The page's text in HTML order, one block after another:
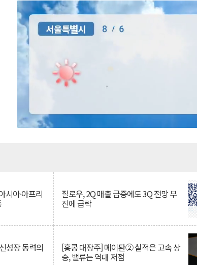
시아·아프리 질로우, 2Q 매출 급증에도 3Q 전망 부
진에 급락
성장 동력의 [홍콩 대장주] 메이퇀② 실적은 고속 상
승, 밸류는 역대 저점